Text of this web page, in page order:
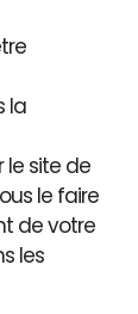
la
le site de
le faire
de votre
les